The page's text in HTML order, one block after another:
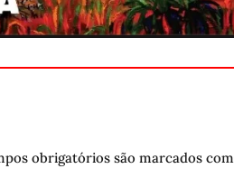
obrigatórios são marcados com